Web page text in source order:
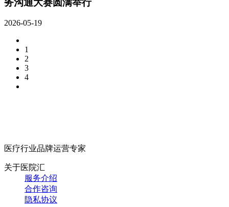
务沟通大赛圆满举行
2026-05-19
1
2
3
4
医疗行业品牌运营专家
关于医院汇
服务介绍
合作咨询
隐私协议